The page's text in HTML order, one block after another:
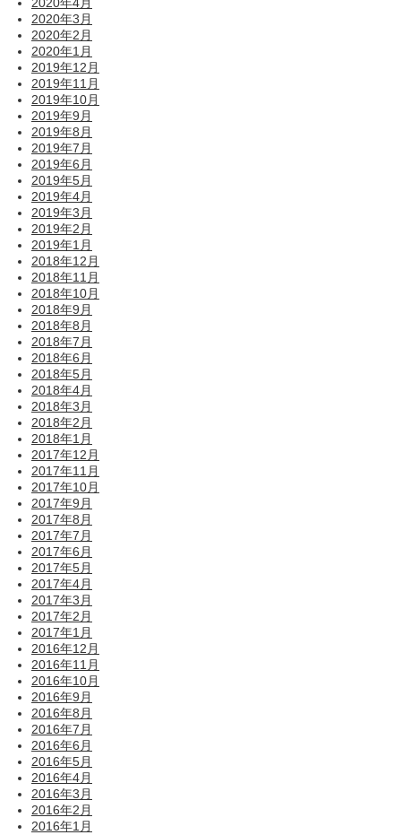
2020年3月
2020年2月
2020年1月
2019年12月
2019年11月
2019年10月
2019年9月
2019年8月
2019年7月
2019年6月
2019年5月
2019年4月
2019年3月
2019年2月
2019年1月
2018年12月
2018年11月
2018年10月
2018年9月
2018年8月
2018年7月
2018年6月
2018年5月
2018年4月
2018年3月
2018年2月
2018年1月
2017年12月
2017年11月
2017年10月
2017年9月
2017年8月
2017年7月
2017年6月
2017年5月
2017年4月
2017年3月
2017年2月
2017年1月
2016年12月
2016年11月
2016年10月
2016年9月
2016年8月
2016年7月
2016年6月
2016年5月
2016年4月
2016年3月
2016年2月
2016年1月